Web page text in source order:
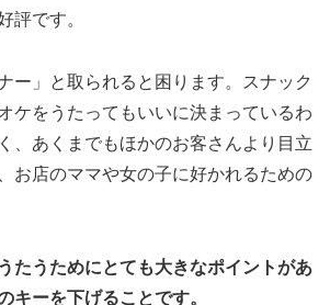
評です。
ー」と取られると困ります。スナック
ケをうたってもいいに決まっているわ
、あくまでもほかのお客さんより目立
お店のママや女の子に好かれるための
たうためにとても大きなポイントがあ
キーを下げることです。